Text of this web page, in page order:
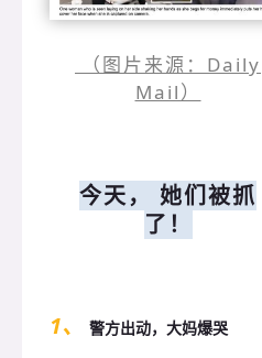
（图片来源：Daily
Mail）
今天， 她们被抓
了！
1、 警方出动，大妈爆哭